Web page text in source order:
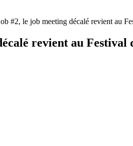
#2, le job meeting décalé revient au
revient au Festival